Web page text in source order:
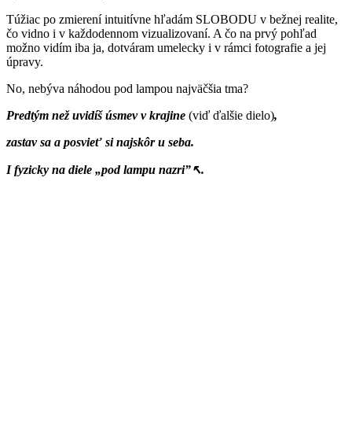
Túžiac po zmierení intuitívne hľadám SLOBODU v bežnej realite,
čo vidno i v každodennom vizualizovaní. A čo na prvý pohľad
možno vidím iba ja, dotváram umelecky i v rámci fotografie a jej
úpravy.
No, nebýva náhodou pod lampou najväčšia tma?
Predtým než uvidíš úsmev v krajine (viď ďalšie dielo),
zastav sa a posvieť si najskôr u seba.
I fyzicky na diele „pod lampu nazri”↖.